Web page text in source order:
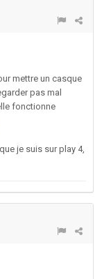
mettre un casque
pas mal
fonctionne
je suis sur play 4,